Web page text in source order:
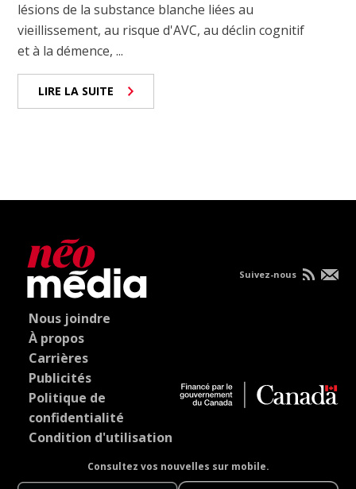
lésions de la substance blanche liées au
vieillissement, au risque d'AVC, au déclin cognitif
et à la démence, ...
LIRE LA SUITE
Nous joindre
À propos
Carrières
Publicités
Politique de
confidentialité
Condition d'utilisation
Consultez vos nouvelles sur mobile.
Suivez-nous